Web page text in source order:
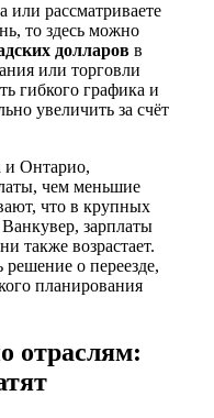
рассматриваете
то здесь можно
долларов в
или торговли
гибкого графика и
увеличить за счёт
и Онтарио,
чем меньшие
что в крупных
зарплаты
также возрастает.
о переезде,
планирования
отраслям: